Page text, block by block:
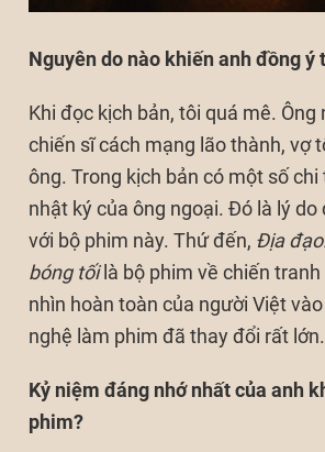
Nguyên do nào khiến anh đồng ý
Khi đọc kịch bản, tôi quá mê. Ông
chiến sĩ cách mạng lão thành, vợ
ông. Trong kịch bản có một số
nhật ký của ông ngoại. Đó là lý
với bộ phim này. Thứ đến, Địa
bóng tốilà bộ phim về chiến tranh
nhìn hoàn toàn của người Việt
nghệ làm phim đã thay đổi rất lớn.
Kỷ niệm đáng nhớ nhất của anh
phim?